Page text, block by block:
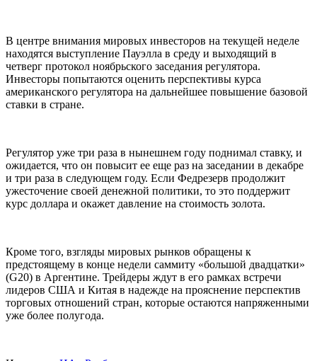
В центре внимания мировых инвесторов на текущей неделе
находятся выступление Пауэлла в среду и выходящий в
четверг протокол ноябрьского заседания регулятора.
Инвесторы попытаются оценить перспективы курса
американского регулятора на дальнейшее повышение базовой
ставки в стране.
Регулятор уже три раза в нынешнем году поднимал ставку, и
ожидается, что он повысит ее еще раз на заседании в декабре
и три раза в следующем году. Если Федрезерв продолжит
ужесточение своей денежной политики, то это поддержит
курс доллара и окажет давление на стоимость золота.
Кроме того, взгляды мировых рынков обращены к
предстоящему в конце недели саммиту «большой двадцатки»
(G20) в Аргентине. Трейдеры ждут в его рамках встречи
лидеров США и Китая в надежде на прояснение перспектив
торговых отношений стран, которые остаются напряженными
уже более полугода.